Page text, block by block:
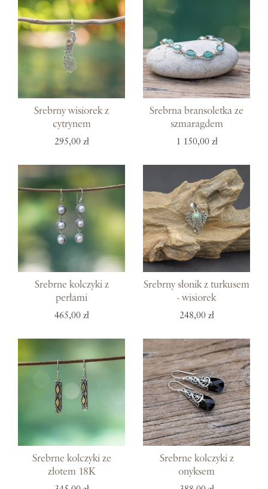
Srebrny wisiorek z
cytrynem
295,00 zł
Srebrna bransoletka ze
szmaragdem
1 150,00 zł
Srebrne kolczyki z
perłami
465,00 zł
Srebrny słonik z turkusem
- wisiorek
248,00 zł
Srebrne kolczyki ze
złotem 18K
Srebrne kolczyki z
onyksem